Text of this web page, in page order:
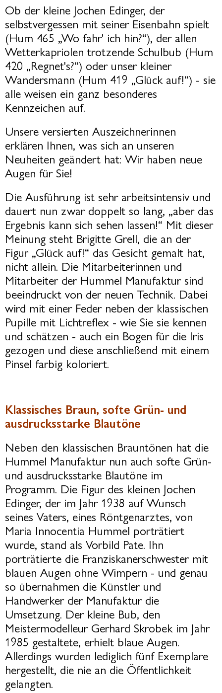
Ob der kleine Jochen Edinger, der
selbstvergessen mit seiner Eisenbahn spielt
(Hum 465 „Wo fahr' ich hin?“), der allen
Wetterkapriolen trotzende Schulbub (Hum
420 „Regnet's?“) oder unser kleiner
Wandersmann (Hum 419 „Glück auf!“) - sie
alle weisen ein ganz besonderes
Kennzeichen auf.
Unsere versierten Auszeichnerinnen
erklären Ihnen, was sich an unseren
Neuheiten geändert hat: Wir haben neue
Augen für Sie!
Die Ausführung ist sehr arbeitsintensiv und
dauert nun zwar doppelt so lang, „aber das
Ergebnis kann sich sehen lassen!“ Mit dieser
Meinung steht Brigitte Grell, die an der
Figur „Glück auf!“ das Gesicht gemalt hat,
nicht allein. Die Mitarbeiterinnen und
Mitarbeiter der Hummel Manufaktur sind
beeindruckt von der neuen Technik. Dabei
wird mit einer Feder neben der klassischen
Pupille mit Lichtreflex - wie Sie sie kennen
und schätzen - auch ein Bogen für die Iris
gezogen und diese anschließend mit einem
Pinsel farbig koloriert.
Klassisches Braun, softe Grün- und
ausdrucksstarke Blautöne
Neben den klassischen Brauntönen hat die
Hummel Manufaktur nun auch softe Grün-
und ausdrucksstarke Blautöne im
Programm. Die Figur des kleinen Jochen
Edinger, der im Jahr 1938 auf Wunsch
seines Vaters, eines Röntgenarztes, von
Maria Innocentia Hummel porträtiert
wurde, stand als Vorbild Pate. Ihn
porträtierte die Franziskanerschwester mit
blauen Augen ohne Wimpern - und genau
so übernahmen die Künstler und
Handwerker der Manufaktur die
Umsetzung. Der kleine Bub, den
Meistermodelleur Gerhard Skrobek im Jahr
1985 gestaltete, erhielt blaue Augen.
Allerdings wurden lediglich fünf Exemplare
hergestellt, die nie an die Öffentlichkeit
gelangten.